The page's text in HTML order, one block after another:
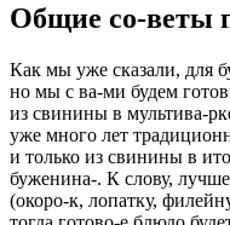
Общие со-веты
Как мы уже сказали, для
но мы с ва-ми будем
из свинины в мультива-
уже много лет
и только из свинины в
буженина-. К слову,
(окоро-к, лопатку,